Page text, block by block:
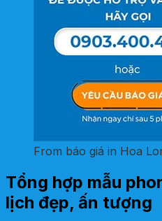
From báo giá in Hoa
Tổng hợp mẫu
lịch đẹp, ấn tượng